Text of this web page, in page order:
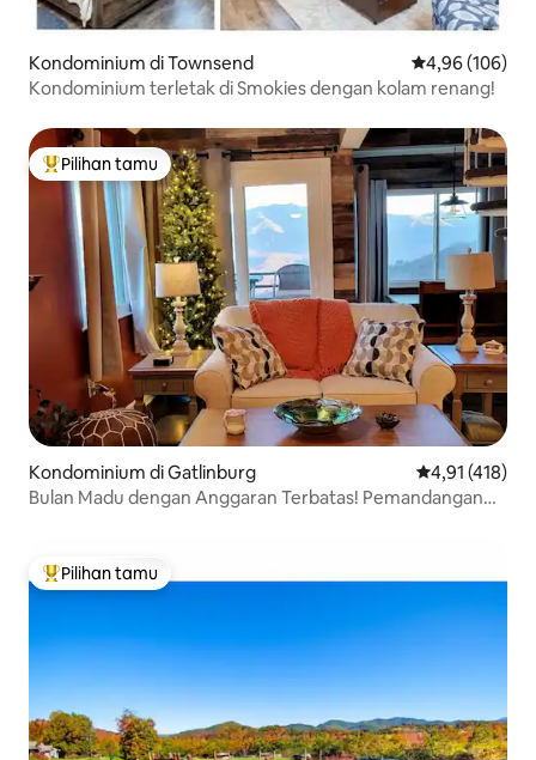
Kondominium di Townsend Nilai rata-rata
4,96 (106)
Kondominium terletak di Smokies dengan kolam renang!
Pilihan tamu terpopuler
Pilihan tamu
Kondominium di Gatlinburg Nilai rata-rata
4,91 (418)
Bulan Madu dengan Anggaran Terbatas! Pemandangan
Pilihan tamu terpopuler
Pilihan tamu